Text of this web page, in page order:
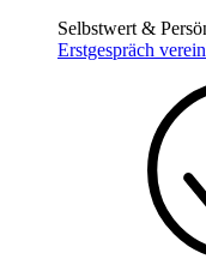
Selbstwert &
Erstgespräch